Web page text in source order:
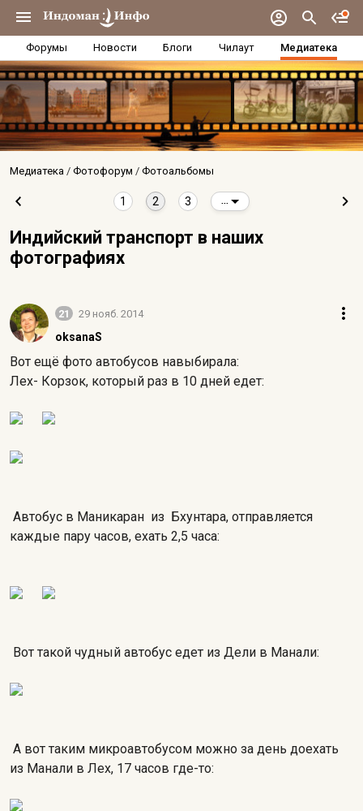
Форумы Новости Блоги Чилаут Медиатека
Медиатека Фотофорум Фотоальбомы
1 2 3
Индийский транспорт в наших
фотографиях
21 29 нояб. 2014
oksanaS
Вот ещё фото автобусов навыбирала:
Лех- Корзок, который раз в 10 дней едет:
Автобус в Маникаран из Бхунтара, отправляется
каждые пару часов, ехать 2,5 часа:
Вот такой чудный автобус едет из Дели в Манали:
А вот таким микроавтобусом можно за день доехать
из Манали в Лех, 17 часов где-то: